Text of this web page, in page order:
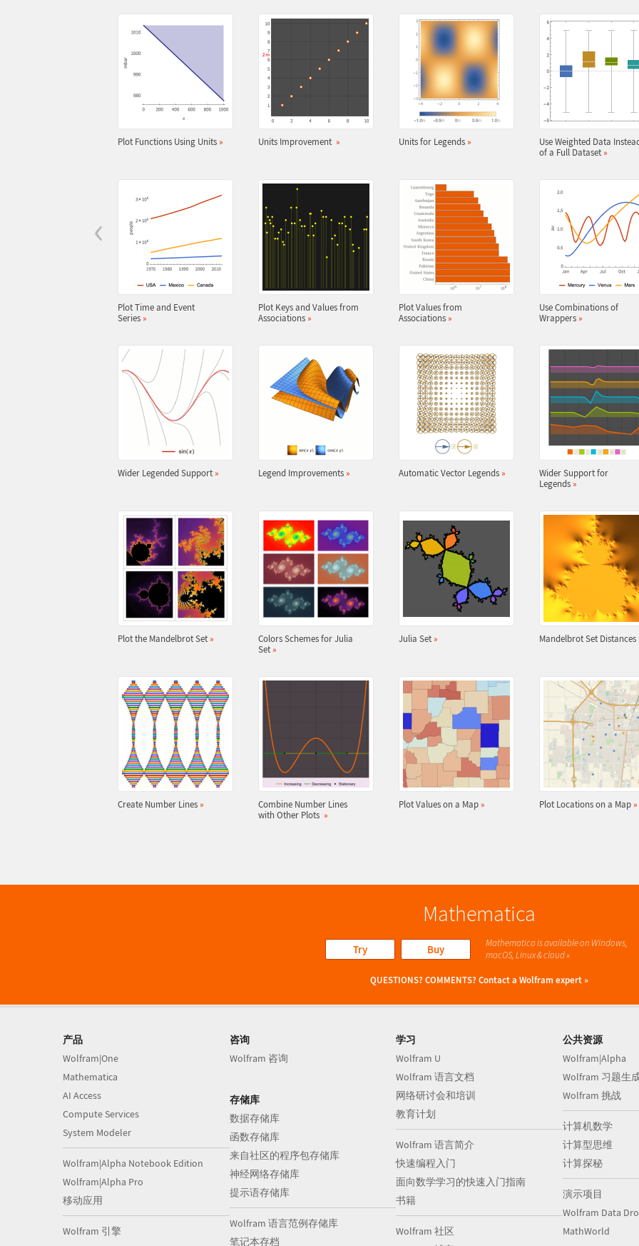
‹
Plot Functions Using Units » Units Improvement » Units for Legends »
Use Weighted Data
of a Full Dataset »
Plot Time and Event
Series »
Plot Keys and Values from
Associations »
Plot Values from
Associations »
Use Combinations of
Wrappers »
Wider Legended Support » Legend Improvements » Automatic Vector Legends »
Wider Support for
Legends »
Plot the Mandelbrot Set »
Colors Schemes for Julia
Set »
Julia Set » Mandelbrot Set Distances
Create Number Lines »
Combine Number Lines
with Other Plots »
Plot Values on a Map » Plot Locations on a Map »
Mathematica
Try Buy
Mathematica is available on Windows,
macOS, Linux & cloud »
QUESTIONS? COMMENTS?Contact a Wolfram expert »
产品
Wolfram|One
Mathematica
AI Access
Compute Services
System Modeler
Wolfram|Alpha Notebook Edition
Wolfram|Alpha Pro
移动应用
Wolfram 引擎
咨询
Wolfram 咨询
存储库
数据存储库
函数存储库
来自社区的程序包存储库
神经网络存储库
提示语存储库
Wolfram 语言范例存储库
笔记本存档
学习
Wolfram U
Wolfram 语言文档
网络研讨会和培训
教育计划
Wolfram 语言简介
快速编程入门
面向数学学习的快速入门指南
书籍
Wolfram 社区
公共资源
Wolfram|Alpha
Wolfram 习题生
Wolfram 挑战
计算机数学
计算型思维
计算探秘
演示项目
Wolfram Data
MathWorld